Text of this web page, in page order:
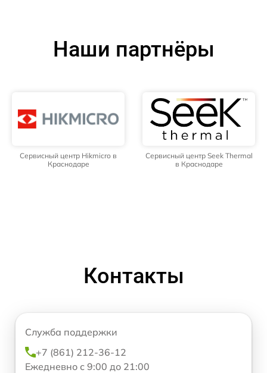
Наши партнёры
Сервисный центр Hikmicro в
Краснодаре
Сервисный центр Seek Thermal
в Краснодаре
Контакты
Служба поддержки
+7 (861) 212-36-12
Ежедневно с 9:00 до 21:00